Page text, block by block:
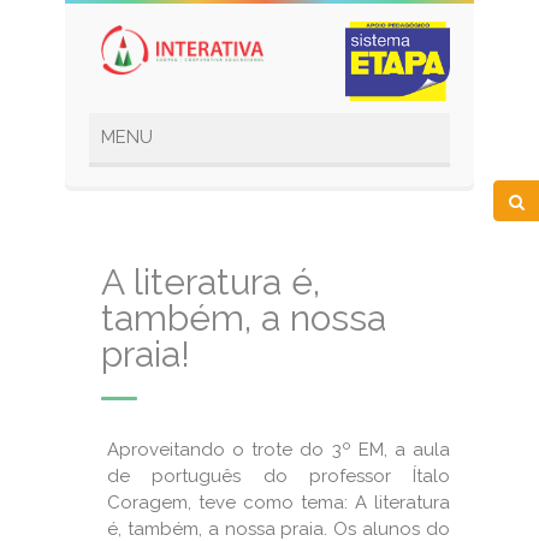
A literatura é,
também, a nossa
praia!
Aproveitando o trote do 3º EM, a aula
de português do professor Ítalo
Coragem, teve como tema: A literatura
é, também, a nossa praia. Os alunos do